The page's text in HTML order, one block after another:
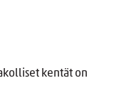
kentät on